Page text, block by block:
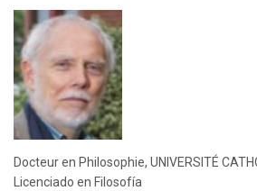
Docteur en Philosophie, UNIVERSITÉ
Licenciado en Filosofía